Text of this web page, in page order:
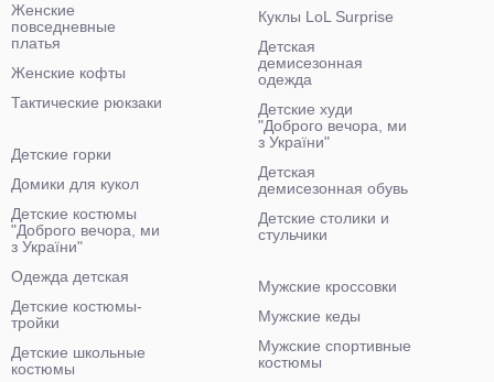
Женские
повседневные
платья
Женские кофты
Тактические рюкзаки
Куклы LoL Surprise
Детская
демисезонная
одежда
Детские худи
"Доброго вечора, ми
з України"
Детская
демисезонная обувь
Детские столики и
стульчики
Детские горки
Домики для кукол
Детские костюмы
"Доброго вечора, ми
з України"
Одежда детская
Детские костюмы-
тройки
Детские школьные
костюмы
Мужские кроссовки
Мужские кеды
Мужские спортивные
костюмы